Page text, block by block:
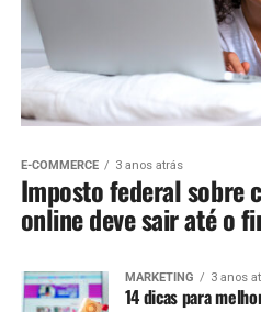
E-COMMERCE 3 anos atrás
Imposto federal sobre
online deve sair até o
MARKETING 3 anos
14 dicas para